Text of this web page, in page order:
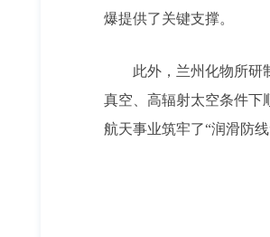
爆提供了关键支撑。
此外，兰州化物所研
真空、高辐射太空条件下
航天事业筑牢了“润滑防线